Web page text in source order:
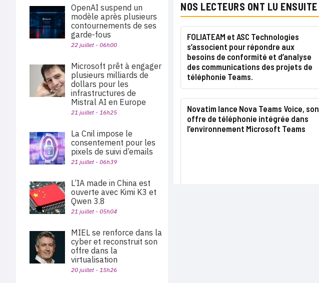
NOS LECTEURS ONT LU ENSUITE
FOLIATEAM et ASC Technologies
s’associent pour répondre aux
besoins de conformité et d’analyse
des communications des projets de
téléphonie Teams.
Novatim lance Nova Teams Voice, son
offre de téléphonie intégrée dans
l’environnement Microsoft Teams
OpenAI suspend un
modèle après plusieurs
contournements de ses
garde-fous
22 juillet - 06h00
Microsoft prêt à engager
plusieurs milliards de
dollars pour les
infrastructures de
Mistral AI en Europe
21 juillet - 16h25
La Cnil impose le
consentement pour les
pixels de suivi d’emails
21 juillet - 06h39
L’IA made in China est
ouverte avec Kimi K3 et
Qwen 3.8
21 juillet - 05h04
MIEL se renforce dans la
cyber et reconstruit son
offre dans la
virtualisation
20 juillet - 15h26